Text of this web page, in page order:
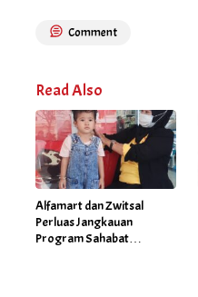
Comment
Read Also
Alfamart dan Zwitsal
Perluas Jangkauan
Program Sahabat